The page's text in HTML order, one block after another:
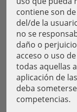
contiene son
del/de la
no se
daño o
acceso o uso
todas aquellas
aplicación de
deba
competencias.